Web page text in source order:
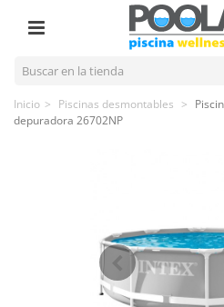
Inicio > Piscinas desmontables >
depuradora 26702NP